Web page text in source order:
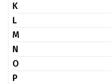
K
L
M
N
O
P